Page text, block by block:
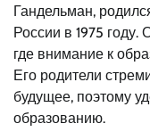
Гандельман,
России в 1975 году.
где внимание к
Его родители
будущее, поэтому
образованию.